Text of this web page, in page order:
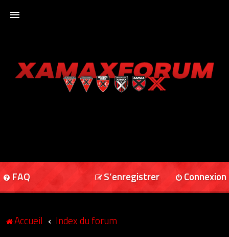
XAMAXFORUM
FAQ Connexion
S’enregistrer
Accueil Index du forum